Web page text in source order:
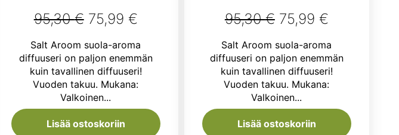
95,30€ Alkuperäinen
hinta
oli:
95,30 €.
75,99 €Nykyinen
on:
75,99 €.
Salt Aroom suola-aroma
diffuuseri on paljon enemmän
kuin tavallinen diffuuseri!
Vuoden takuu. Mukana:
Valkoinen...
Lisää ostoskoriin
95,30€ Alkuperäinen
hinta
oli:
95,30 €.
75,99 €Nykyinen
on:
75,99 €.
Salt Aroom suola-aroma
diffuuseri on paljon enemmän
kuin tavallinen diffuuseri!
Vuoden takuu. Mukana:
Valkoinen...
Lisää ostoskoriin